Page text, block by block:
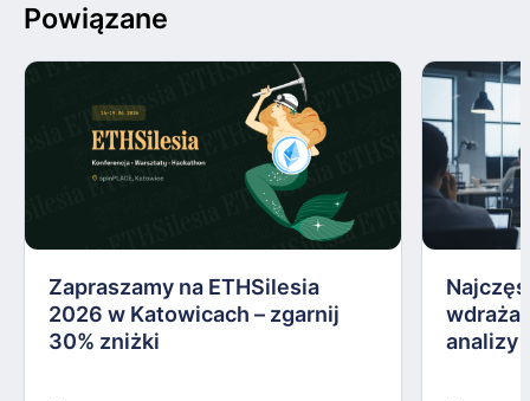
Powiązane
Zapraszamy na ETHSilesia
2026 w Katowicach – zgarnij
30% zniżki
analizy